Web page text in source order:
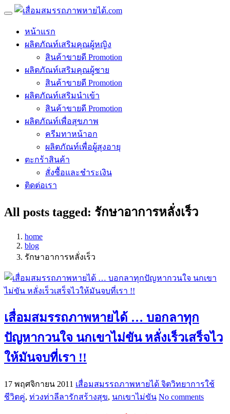
หน้าแรก
ผลิตภัณท์เสริมคุณผู้หญิง
สินค้าขายดี Promotion
ผลิตภัณท์เสริมคุณผู้ชาย
สินค้าขายดี Promotion
ผลิตภัณท์เสริมนำเข้า
สินค้าขายดี Promotion
ผลิตภัณท์เพื่อสุขภาพ
ครีมทาหน้าอก
ผลิตภัณท์เพื่อผู้สุงอายุ
ตะกร้าสินค้า
สั่งซื้อและชำระเงิน
ติดต่อเรา
All posts tagged: รักษาอาการหลั่งเร็ว
home
blog
รักษาอาการหลั่งเร็ว
เสื่อมสมรรถภาพหายได้ … บอกลาทุก
ปัญหากวนใจ นกเขาไม่ขัน หลั่งเร็วเสร็จไว
ให้มันจบที่เรา !!
17 พฤศจิกายน 2011 เสื่อมสมรรถภาพหายได้ จิตวิทยาการใช้
ชีวิตคู่, ท่วงท่าลีลารักสร้างสุข, นกเขาไม่ขัน No comments